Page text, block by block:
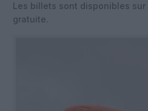
Les billets sont disponibles sur
gratuite.